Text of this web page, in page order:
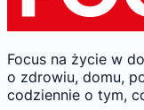
Focus na życie w
o zdrowiu, domu,
codziennie o tym,